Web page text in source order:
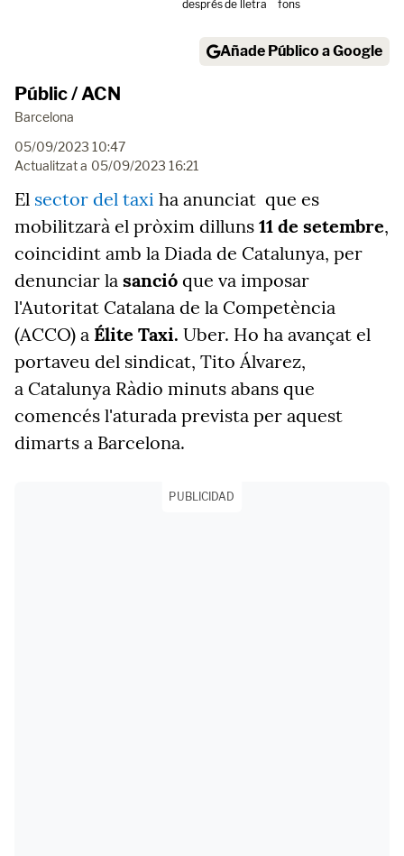
desprésde lletra
fons
Añade Público a Google
Públic / ACN
Barcelona
05/09/2023 10:47
Actualitzat a 05/09/2023 16:21
El sector del taxi ha anunciat que es
mobilitzarà el pròxim dilluns 11 de setembre,
coincidint amb la Diada de Catalunya, per
denunciar la sanció que va imposar
l'Autoritat Catalana de la Competència
(ACCO) a Élite Taxi. Uber. Ho ha avançat el
portaveu del sindicat, Tito Álvarez,
a Catalunya Ràdio minuts abans que
comencés l'aturada prevista per aquest
dimarts a Barcelona.
PUBLICIDAD